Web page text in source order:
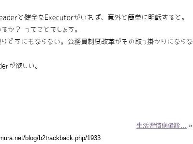
と健全なExecutorがいれば、意外と簡単に明転すると。
？ ってことでしょう。
うにもならない。公務員制度改革がその取っ掛かりにならな
が欲しい。
生活習慣病健診… »